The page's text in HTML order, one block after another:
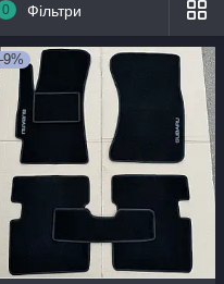
0 Фільтри